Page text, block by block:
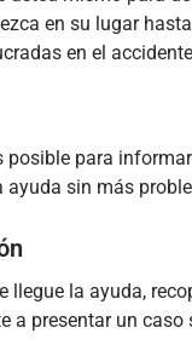
en su lugar
en el
posible para
ayuda sin más
llegue la ayuda,
a presentar un